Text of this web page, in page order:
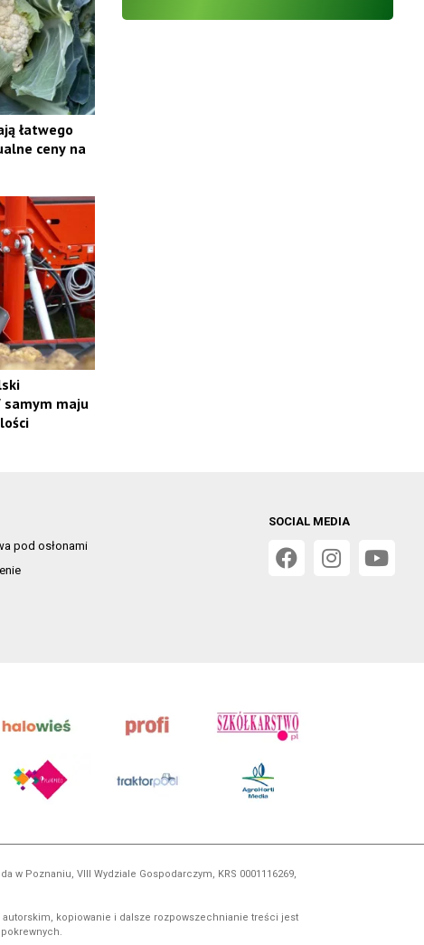
łatwego
ceny na
samym maju
pod osłonami
SOCIAL MEDIA
w Poznaniu, VIII Wydziale Gospodarczym, KRS 0001116269,
kopiowanie i dalsze rozpowszechnianie treści jest